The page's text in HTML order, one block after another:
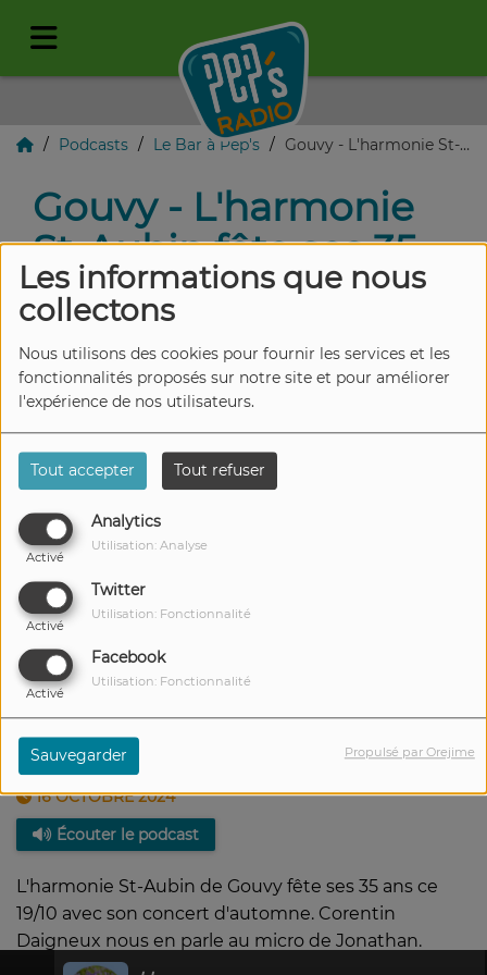
Les informations que nous
collectons
Nous utilisons des cookies pour fournir les services et les
fonctionnalités proposés sur notre site et pour améliorer
l'expérience de nos utilisateurs.
Tout accepter Tout refuser
Analytics
Activé
Utilisation: Analyse
Twitter
Activé
Utilisation: Fonctionnalité
Facebook
Activé
Utilisation: Fonctionnalité
Sauvegarder Propulsé par Orejime
Podcasts Le Bar à Pep's Gouvy - L'harmonie St-Aubin fête ses 35 ans avec son concert d'automne le 19 octobre.
Gouvy - L'harmonie
St-Aubin fête ses 35
ans avec son concert
d'automne le 19
octobre.
16 OCTOBRE 2024
Écouter le podcast
L'harmonie St-Aubin de Gouvy fête ses 35 ans ce
19/10 avec son concert d'automne. Corentin
Daigneux nous en parle au micro de Jonathan.